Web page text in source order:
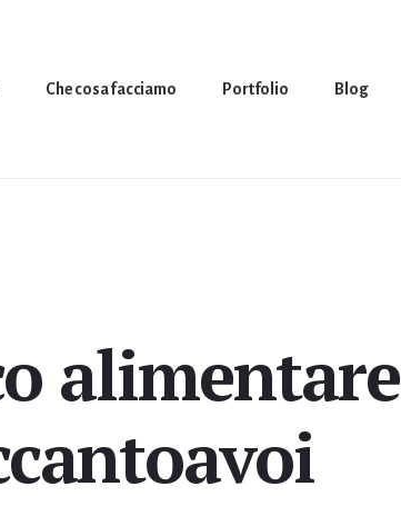
Che cosa facciamo Portfolio Blog
alimentare